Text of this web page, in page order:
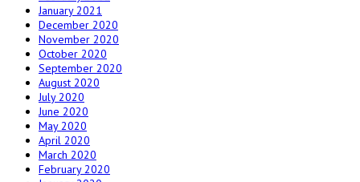
January 2021
December 2020
November 2020
October 2020
September 2020
August 2020
July 2020
June 2020
May 2020
April 2020
March 2020
February 2020